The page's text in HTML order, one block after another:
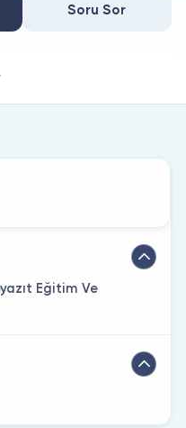
Soru Sor
Eğitim Ve